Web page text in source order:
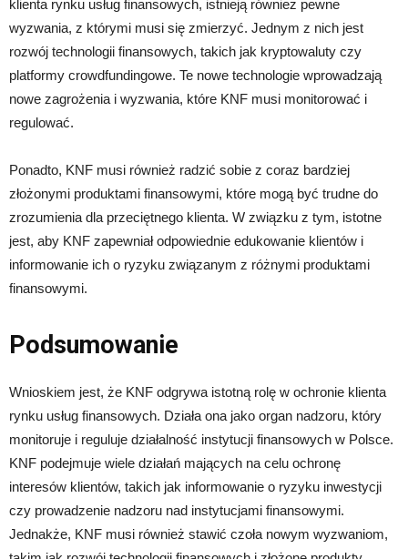
klienta rynku usług finansowych, istnieją również pewne
wyzwania, z którymi musi się zmierzyć. Jednym z nich jest
rozwój technologii finansowych, takich jak kryptowaluty czy
platformy crowdfundingowe. Te nowe technologie wprowadzają
nowe zagrożenia i wyzwania, które KNF musi monitorować i
regulować.
Ponadto, KNF musi również radzić sobie z coraz bardziej
złożonymi produktami finansowymi, które mogą być trudne do
zrozumienia dla przeciętnego klienta. W związku z tym, istotne
jest, aby KNF zapewniał odpowiednie edukowanie klientów i
informowanie ich o ryzyku związanym z różnymi produktami
finansowymi.
Podsumowanie
Wnioskiem jest, że KNF odgrywa istotną rolę w ochronie klienta
rynku usług finansowych. Działa ona jako organ nadzoru, który
monitoruje i reguluje działalność instytucji finansowych w Polsce.
KNF podejmuje wiele działań mających na celu ochronę
interesów klientów, takich jak informowanie o ryzyku inwestycji
czy prowadzenie nadzoru nad instytucjami finansowymi.
Jednakże, KNF musi również stawić czoła nowym wyzwaniom,